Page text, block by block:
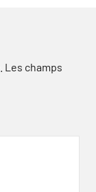
Les champs